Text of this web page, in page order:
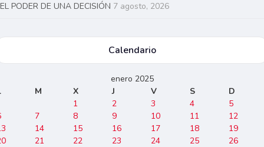
EL PODER DE UNA DECISIÓN 7 agosto, 2026
Calendario
enero 2025
M X J V S
D
1
2 3 4
5
7 8 9 10 11
12
14 15 16 17 18
19
21 22 23 24 25
26